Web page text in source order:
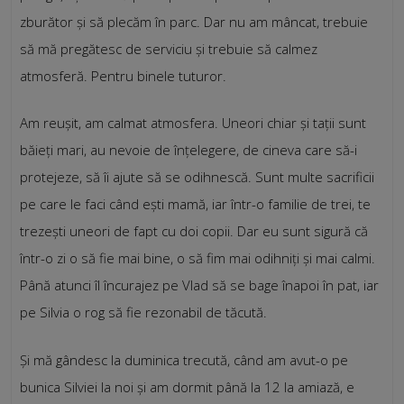
zburător și să plecăm în parc. Dar nu am mâncat, trebuie
să mă pregătesc de serviciu și trebuie să calmez
atmosferă. Pentru binele tuturor.
Am reușit, am calmat atmosfera. Uneori chiar și tații sunt
băieți mari, au nevoie de înțelegere, de cineva care să-i
protejeze, să îi ajute să se odihnescă. Sunt multe sacrificii
pe care le faci când ești mamă, iar într-o familie de trei, te
trezești uneori de fapt cu doi copii. Dar eu sunt sigură că
într-o zi o să fie mai bine, o să fim mai odihniți și mai calmi.
Până atunci îl încurajez pe Vlad să se bage înapoi în pat, iar
pe Silvia o rog să fie rezonabil de tăcută.
Și mă gândesc la duminica trecută, când am avut-o pe
bunica Silviei la noi și am dormit până la 12 la amiază, e